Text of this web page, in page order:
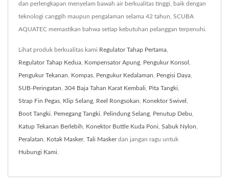
dan perlengkapan menyelam bawah air berkualitas tinggi, baik dengan
teknologi canggih maupun pengalaman selama 42 tahun, SCUBA
AQUATEC memastikan bahwa setiap kebutuhan pelanggan terpenuhi.
Lihat produk berkualitas kami Regulator Tahap Pertama
Regulator Tahap Kedua Kompensator Apung Pengukur Konsol
Pengukur Tekanan Kompas Pengukur Kedalaman Pengisi Daya
SUB-Peringatan 304 Baja Tahan Karat Kembali Pita Tangki
Strap Fin Pegas Klip Selang Reel Rongsokan Konektor Swivel
Boot Tangki Pemegang Tangki Pelindung Selang Penutup Debu
Katup Tekanan Berlebih Konektor Buttle Kuda Poni Sabuk Nylon
Peralatan Kotak Masker, Tali Maskerdan jangan ragu untuk
Hubungi Kami